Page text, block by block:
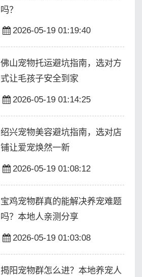
吗？
2026-05-19 01:19:40
佛山宠物托运避坑指南，选对方
式让毛孩子安全到家
2026-05-19 01:14:25
绍兴宠物美容避坑指南，选对店
铺让爱宠焕然一新
2026-05-19 01:08:12
宝鸡宠物群真的能解决养宠难题
吗？本地人亲测分享
2026-05-19 01:03:08
揭阳宠物群怎么进？本地养宠人